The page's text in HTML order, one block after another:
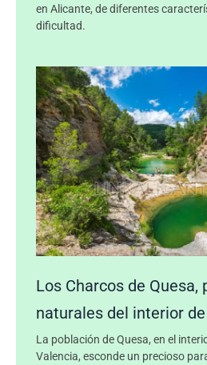
en Alicante, de diferentes
dificultad.
Los Charcos de Quesa,
naturales del interior
La población de Quesa, en el
Valencia, esconde un precioso